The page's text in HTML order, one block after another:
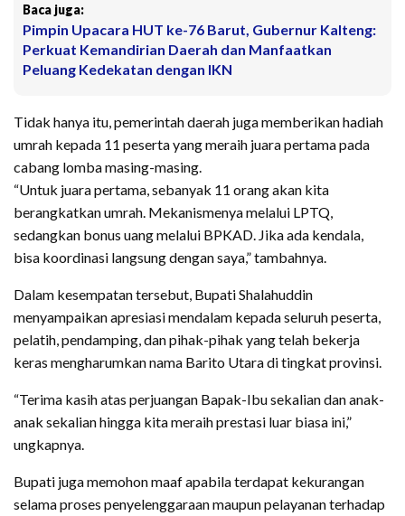
Baca juga:
Pimpin Upacara HUT ke-76 Barut, Gubernur Kalteng:
Perkuat Kemandirian Daerah dan Manfaatkan
Peluang Kedekatan dengan IKN
Tidak hanya itu, pemerintah daerah juga memberikan hadiah
umrah kepada 11 peserta yang meraih juara pertama pada
cabang lomba masing-masing.
“Untuk juara pertama, sebanyak 11 orang akan kita
berangkatkan umrah. Mekanismenya melalui LPTQ,
sedangkan bonus uang melalui BPKAD. Jika ada kendala,
bisa koordinasi langsung dengan saya,” tambahnya.
Dalam kesempatan tersebut, Bupati Shalahuddin
menyampaikan apresiasi mendalam kepada seluruh peserta,
pelatih, pendamping, dan pihak-pihak yang telah bekerja
keras mengharumkan nama Barito Utara di tingkat provinsi.
“Terima kasih atas perjuangan Bapak-Ibu sekalian dan anak-
anak sekalian hingga kita meraih prestasi luar biasa ini,”
ungkapnya.
Bupati juga memohon maaf apabila terdapat kekurangan
selama proses penyelenggaraan maupun pelayanan terhadap